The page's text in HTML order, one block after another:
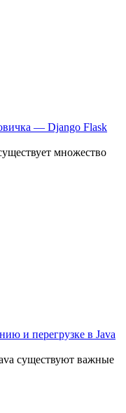
— Django Flask
множество
и перегрузке в Java
существуют важные